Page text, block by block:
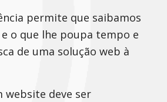
permite que saibamos
o que lhe poupa tempo e
de uma solução web à
website deve ser